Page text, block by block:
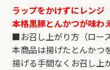
ラップをかけずにレンジ
本格黒豚とんかつが味わ
■お召し上がり方（ロース
本商品は揚げたとんかつ
揚げる手間なくお召し上